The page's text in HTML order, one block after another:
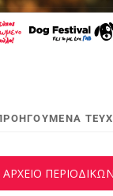
ΑΡΧΕΙΟ ΠΕΡΙΟΔΙΚΩΝ